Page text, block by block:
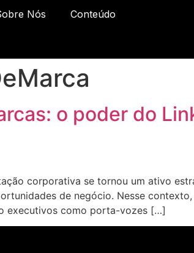
Nós Conteúdo
o poder do
corporativa se tornou um ativo
de negócio. Nesse
executivos como porta-vozes […]